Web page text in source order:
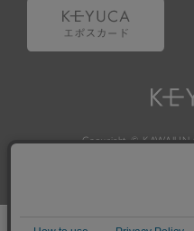
Copyright © KAWAJUN